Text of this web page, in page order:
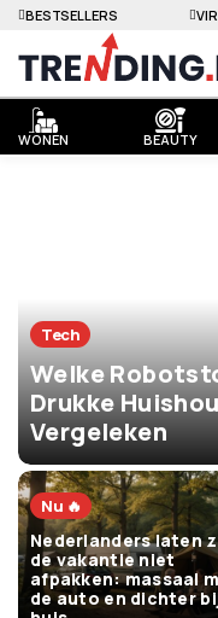
WONEN BEAUTY
BESTSELLERS
Tech
Welke
Drukke
Vergeleken
Nu 🔥
Nederlanders laten
de vakantie niet
afpakken: massaal
de auto en dichter